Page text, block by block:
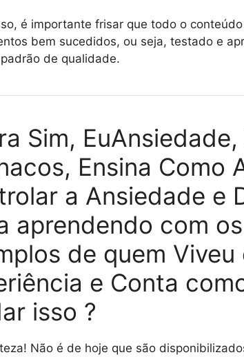
é importante frisar que todo o
bem sucedidos, ou seja, testado e
de qualidade.
Sim,
Ensina Como
a Ansiedade e
aprendendo com
de quem Viveu
e Conta
isso ?
Não é de hoje que são